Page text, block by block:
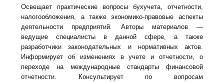
Освещает практические вопросы бухучета, отчетности,
налогообложения, а также экономико-правовые аспекты
деятельности предприятий. Авторы материалов —
ведущие специалисты в данной сфере, а также
разработчики законодательных и нормативных актов.
Информирует об изменениях в учете и отчетности, о
переходе на международные стандарты финансовой
отчетности. Консультирует по вопросам